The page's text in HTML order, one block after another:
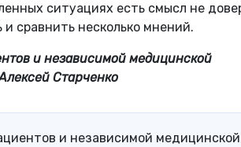
ситуациях есть смысл не
сравнить несколько мнений.
и независимой медицинской
Старченко
и независимой медицинской